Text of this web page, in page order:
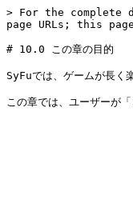
> For the complete
page URLs; this
# 10.0 この章の目的
SyFuでは、ゲームが長く